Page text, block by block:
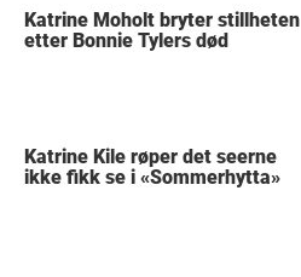
Katrine Moholt bryter stillheten
etter Bonnie Tylers død
Katrine Kile røper det seerne
ikke fikk se i «Sommerhytta»